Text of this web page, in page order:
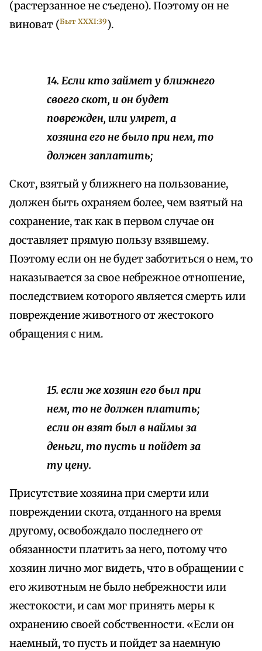
(растерзанное не съедено). Поэтому он не
виноват (Быт XXXI:39).
14. Если кто займет у ближнего
своего скот, и он будет
поврежден, или умрет, а
хозяина его не было при нем, то
должен заплатить;
Скот, взятый у ближнего на пользование,
должен быть охраняем более, чем взятый на
сохранение, так как в первом случае он
доставляет прямую пользу взявшему.
Поэтому если он не будет заботиться о нем, то
наказывается за свое небрежное отношение,
последствием которого является смерть или
повреждение животного от жестокого
обращения с ним.
15. если же хозяин его был при
нем, то не должен платить;
если он взят был в наймы за
деньги, то пусть и пойдет за
ту цену.
Присутствие хозяина при смерти или
повреждении скота, отданного на время
другому, освобождало последнего от
обязанности платить за него, потому что
хозяин лично мог видеть, что в обращении с
его животным не было небрежности или
жестокости, и сам мог принять меры к
охранению своей собственности. «Если он
наемный, то пусть и пойдет за наемную